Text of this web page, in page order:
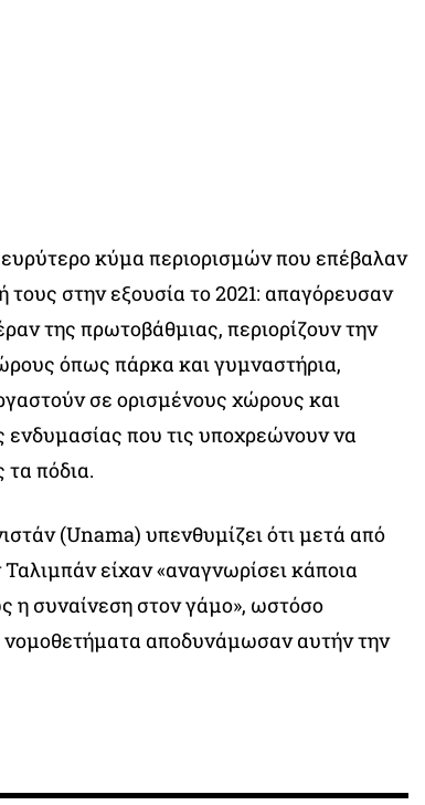
κύμα περιορισμών που επέβαλαν
τους στην εξουσία το 2021: απαγόρευσαν
της πρωτοβάθμιας, περιορίζουν την
όπως πάρκα και γυμναστήρια,
σε ορισμένους χώρους και
που τις υποχρεώνουν να
πόδια.
(Unama) υπενθυμίζει ότι μετά από
είχαν «αναγνωρίσει κάποια
η συναίνεση στον γάμο», ωστόσο
αποδυνάμωσαν αυτήν την